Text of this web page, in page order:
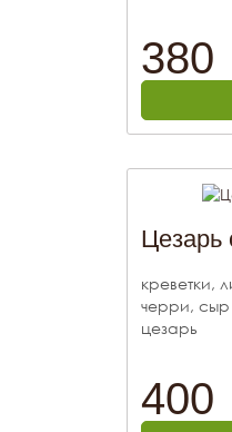
380
Цезарь
креветки,
черри,
цезарь
400